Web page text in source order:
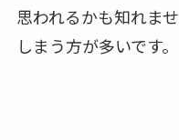
思われるかも知れま
しまう方が多いです。